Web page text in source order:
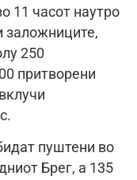
11 часот наутро
заложниците,
250
притворени
пуштени во
Брег, а 135